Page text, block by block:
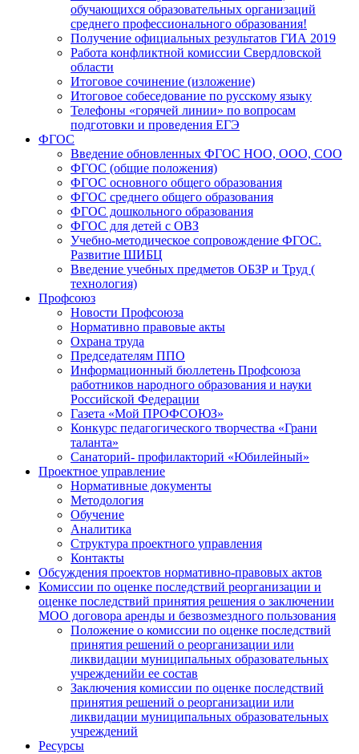
обучающихся образовательных организаций
среднего профессионального образования!
Получение официальных результатов ГИА 2019
Работа конфликтной комиссии Свердловской
области
Итоговое сочинение (изложение)
Итоговое собеседование по русскому языку
Телефоны «горячей линии» по вопросам
подготовки и проведения ЕГЭ
ФГОС
Введение обновленных ФГОС НОО, ООО, СОО
ФГОС (общие положения)
ФГОС основного общего образования
ФГОС среднего общего образования
ФГОС дошкольного образования
ФГОС для детей с ОВЗ
Учебно-методическое сопровождение ФГОС.
Развитие ШИБЦ
Введение учебных предметов ОБЗР и Труд (
технология)
Профсоюз
Новости Профсоюза
Нормативно правовые акты
Охрана труда
Председателям ППО
Информационный бюллетень Профсоюза
работников народного образования и науки
Российской Федерации
Газета «Мой ПРОФСОЮЗ»
Конкурс педагогического творчества «Грани
таланта»
Санаторий- профилакторий «Юбилейный»
Проектное управление
Нормативные документы
Методология
Обучение
Аналитика
Структура проектного управления
Контакты
Обсуждения проектов нормативно-правовых актов
Комиссии по оценке последствий реорганизации и
оценке последствий принятия решения о заключении
МОО договора аренды и безвозмездного пользования
Положение о комиссии по оценке последствий
принятия решений о реорганизации или
ликвидации муниципальных образовательных
учрежденийи ее состав
Заключения комиссии по оценке последствий
принятия решений о реорганизации или
ликвидации муниципальных образовательных
учреждений
Ресурсы